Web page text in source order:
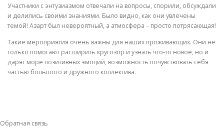
Участники с энтузиазмом отвечали на вопросы, спорили, обсуждали
и делились своими знаниями. Было видно, как они увлечены
темой! Азарт был невероятный, а атмосфера – просто потрясающая!
Такие мероприятия очень важны для наших проживающих. Они не
только помогают расширить кругозор и узнать что-то новое, но и
дарят море позитивных эмоций, возможность почувствовать себя
частью большого и дружного коллектива.
Обратная связь